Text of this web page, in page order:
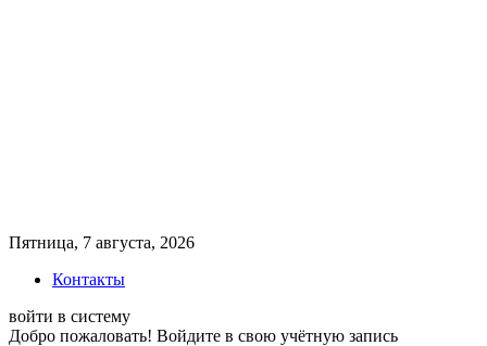
Пятница, 7 августа, 2026
Контакты
войти в систему
Добро пожаловать! Войдите в свою учётную запись